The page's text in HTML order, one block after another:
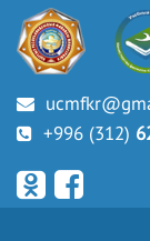
+996 (312)